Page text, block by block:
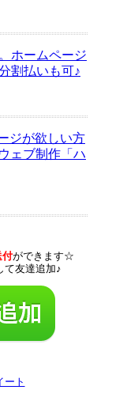
ホームページ
割払いも可♪
ジが欲しい方
ェブ制作「ハ
付ができます☆
て友達追加♪
ート